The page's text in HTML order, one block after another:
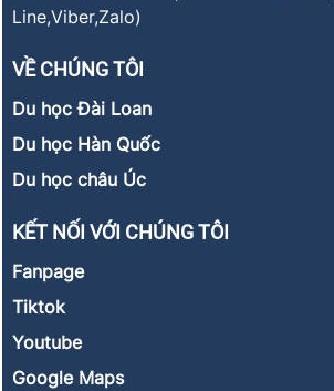
Line,Viber,Zalo)
VỀ CHÚNG TÔI
Du học Đài Loan
Du học Hàn Quốc
Du học châu Úc
KẾT NỐI VỚI CHÚNG TÔI
Fanpage
Tiktok
Youtube
Google Maps